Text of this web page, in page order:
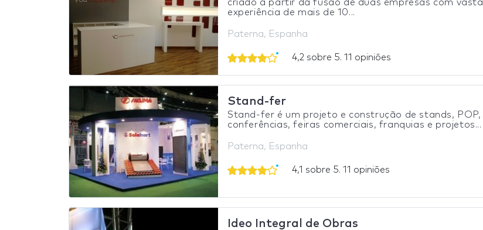
criado a partir da fusão de duas empresas com vasta
experiência de mais de 10...
Paterna, Espanha
4,2 sobre 5. 11 opiniões
Stand-fer
Stand-fer é um projeto e construção de stands, POP,
conferências, feiras comerciais, franquias e projetos...
Paterna, Espanha
4,1 sobre 5. 11 opiniões
Ideo Integral de Obras